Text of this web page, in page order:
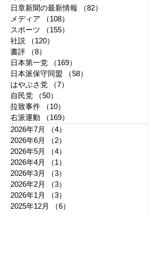
日章新聞の最新情報
（82）
メディア
（108）
スポーツ
（155）
社説
（120）
書評
（8）
日本第一党
（169）
日本派保守同盟
（58）
はやぶさ党
（7）
自民党
（50）
拉致事件
（10）
右派運動
（169）
2026年7月
（4）
2026年6月
（2）
2026年5月
（4）
2026年4月
（1）
2026年3月
（3）
2026年2月
（3）
2026年1月
（3）
2025年12月
（6）